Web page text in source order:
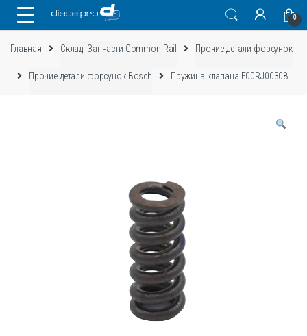
0
Главная Склад: Запчасти Common Rail Прочие детали форсунок
Прочие детали форсунок Bosch Пружина клапана F00RJ00308